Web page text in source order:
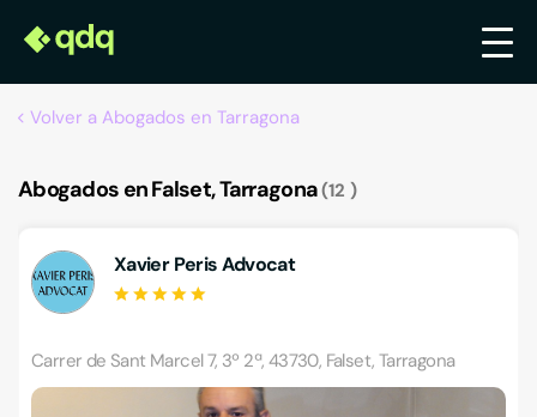
Volver a Abogados en Tarragona
Abogados en Falset, Tarragona 12
Xavier Peris Advocat
Carrer de Sant Marcel 7, 3º 2ª, 43730, Falset, Tarragona